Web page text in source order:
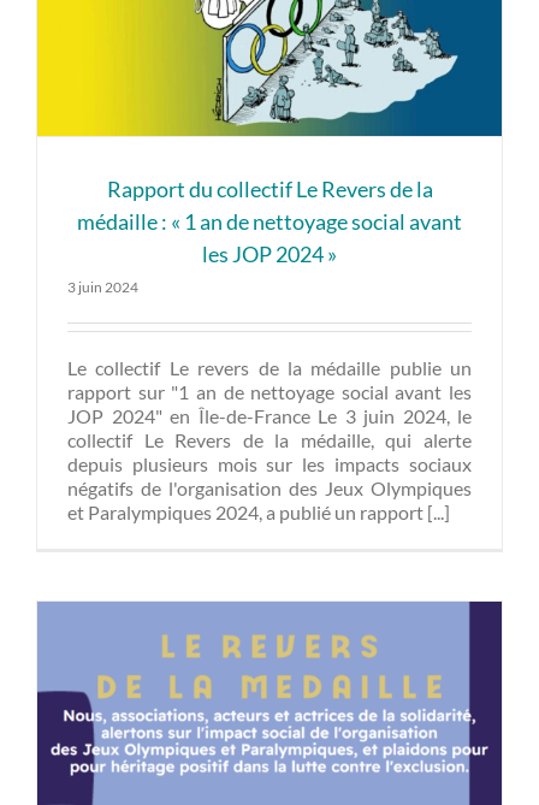
Rapport du collectif Le Revers de la
médaille : « 1 an de nettoyage social avant
les JOP 2024 »
3 juin 2024
Le collectif Le revers de la médaille publie un
rapport sur "1 an de nettoyage social avant les
JOP 2024" en Île-de-France Le 3 juin 2024, le
collectif Le Revers de la médaille, qui alerte
depuis plusieurs mois sur les impacts sociaux
négatifs de l'organisation des Jeux Olympiques
et Paralympiques 2024, a publié un rapport [...]